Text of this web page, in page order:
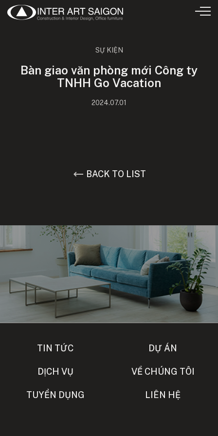
SỰ KIỆN
Bàn giao văn phòng mới Công ty
TNHH Go Vacation
2024.07.01
BACK TO LIST
TIN TỨC DỰ ÁN
DỊCH VỤ VỀ CHÚNG TÔI
TUYỂN DỤNG LIÊN HỆ